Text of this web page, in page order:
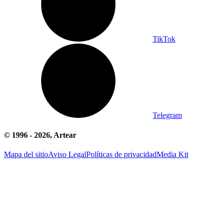
TikTok
Telegram
© 1996 - 2026, Artear
Mapa del sitioAviso LegalPolíticas de privacidadMedia Kit